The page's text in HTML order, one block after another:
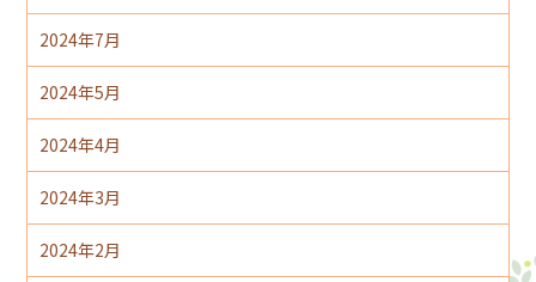
2024年7月
2024年5月
2024年4月
2024年3月
2024年2月